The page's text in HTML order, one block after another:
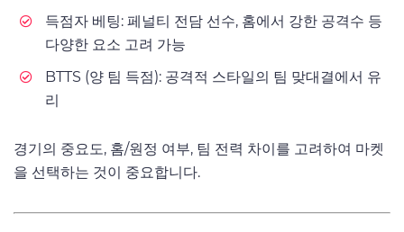
득점자 베팅: 페널티 전담 선수, 홈에서 강한 공격수 등
다양한 요소 고려 가능
BTTS (양 팀 득점): 공격적 스타일의 팀 맞대결에서 유
리
경기의 중요도, 홈/원정 여부, 팀 전력 차이를 고려하여 마켓
을 선택하는 것이 중요합니다.